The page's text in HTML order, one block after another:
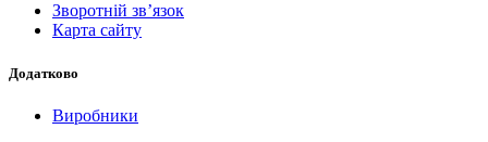
Зворотній зв’язок
Карта сайту
Додатково
Виробники